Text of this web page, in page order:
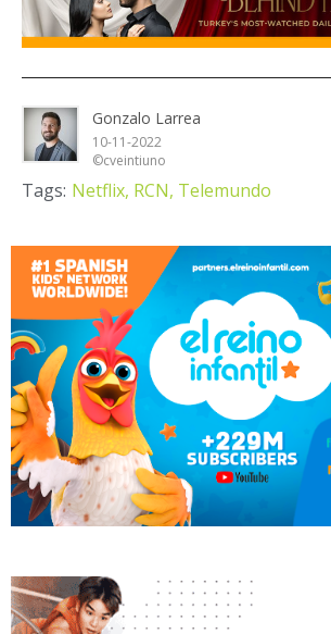
Gonzalo Larrea
10-11-2022
©cveintiuno
Tags: Netflix, RCN, Telemundo